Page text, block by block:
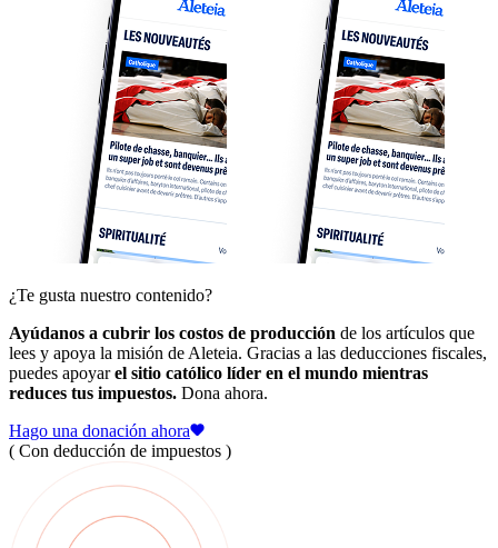
¿Te gusta nuestro contenido?
Ayúdanos a cubrir los costos de producción de los artículos que
lees y apoya la misión de Aleteia. Gracias a las deducciones fiscales,
puedes apoyarel sitio católico líder en el mundo mientras
reduces tus impuestos. Dona ahora.
Hago una donación ahora
( Con deducción de impuestos )